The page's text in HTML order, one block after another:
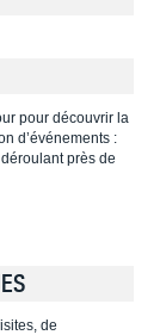
pour découvrir la
d’événements :
près de
de